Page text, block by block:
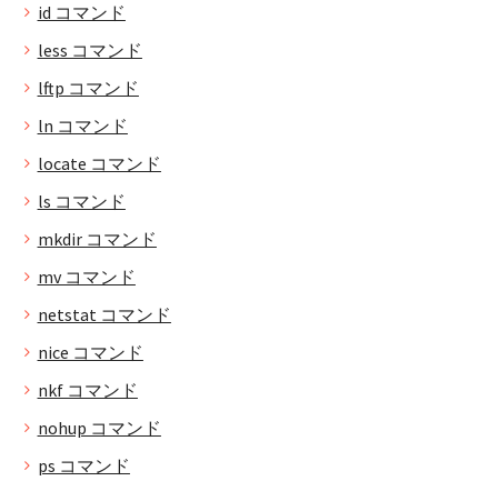
id コマンド
less コマンド
lftp コマンド
ln コマンド
locate コマンド
ls コマンド
mkdir コマンド
mv コマンド
netstat コマンド
nice コマンド
nkf コマンド
nohup コマンド
ps コマンド